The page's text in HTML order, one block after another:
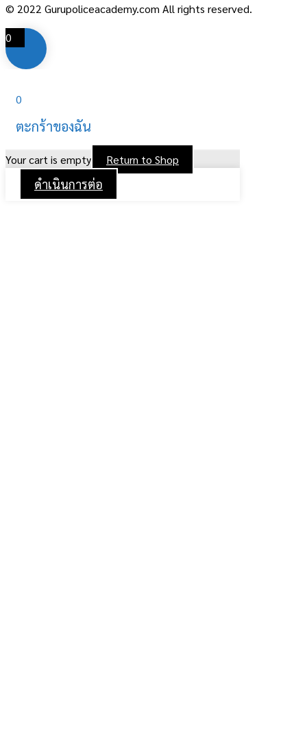
© 2022 Gurupoliceacademy.com All rights reserved.
0
0
ตะกร้าของฉัน
Your cart is empty Return to Shop
ดำเนินการต่อ